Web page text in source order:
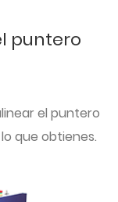
puntero
el puntero
que obtienes.